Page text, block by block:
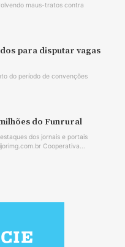
maus-tratos contra
para disputar vagas
do período de convenções
do Funrural
dos jornais e portais
Cooperativa...